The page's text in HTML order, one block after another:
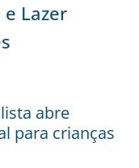
Lazer
abre
para crianças